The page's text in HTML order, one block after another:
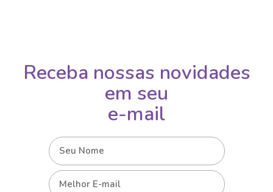
Receba nossas novidades
em seu
e-mail